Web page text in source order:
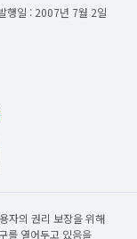
행일 : 2007년 7월 2일
자의 권리 보장을 위해
를 열어두고 있음을